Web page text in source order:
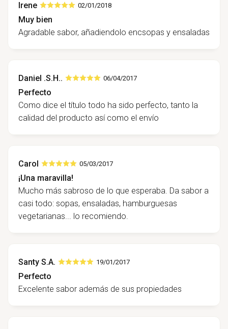
Irene 02/01/2018
Muy bien
Agradable sabor, añadiendolo encsopas y ensaladas
Daniel .S.H.. 06/04/2017
Perfecto
Como dice el título todo ha sido perfecto, tanto la
calidad del producto así como el envío
Carol 05/03/2017
¡Una maravilla!
Mucho más sabroso de lo que esperaba. Da sabor a
casi todo: sopas, ensaladas, hamburguesas
vegetarianas... lo recomiendo.
Santy S.A. 19/01/2017
Perfecto
Excelente sabor además de sus propiedades